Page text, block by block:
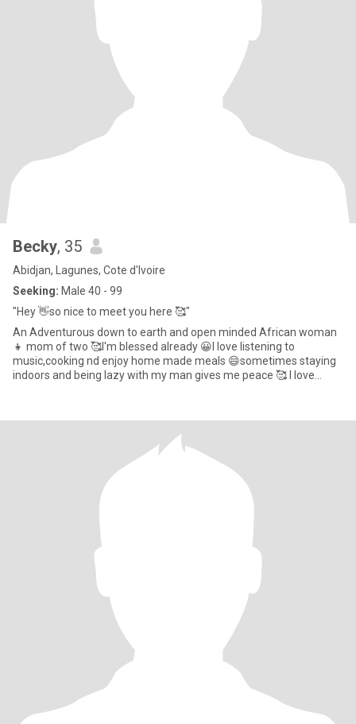
Becky, 35
Abidjan, Lagunes, Cote d'Ivoire
Seeking: Male 40 - 99
"Hey 👋so nice to meet you here 🥰"
An Adventurous down to earth and open minded African woman
👧 mom of two 🥰I'm blessed already 😀I love listening to
music,cooking nd enjoy home made meals 😄sometimes staying
indoors and being lazy with my man gives me peace 🥰 I love